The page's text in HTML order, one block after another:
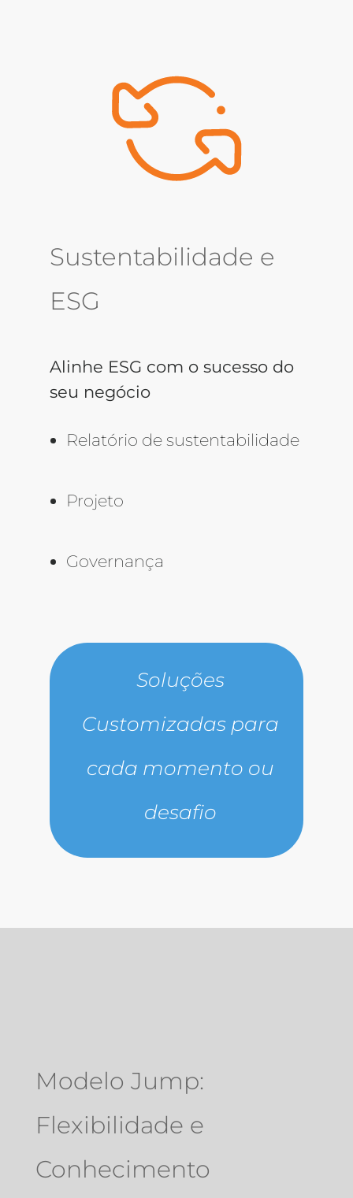
Sustentabilidade e
ESG
Alinhe ESG com o sucesso do
seu negócio
Relatório de sustentabilidade
Projeto
Governança
Soluções
Customizadas para
cada momento ou
desafio
Modelo Jump:
Flexibilidade e
Conhecimento